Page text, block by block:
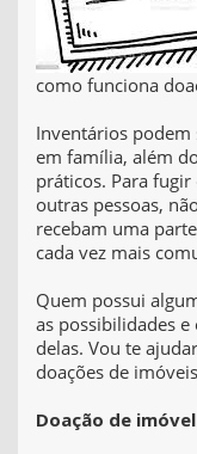
como funciona
Inventários
em família, além
práticos. Para
outras pessoas,
recebam uma
cada vez mais
Quem possui
as possibilidades
delas. Vou te
doações de
Doação de